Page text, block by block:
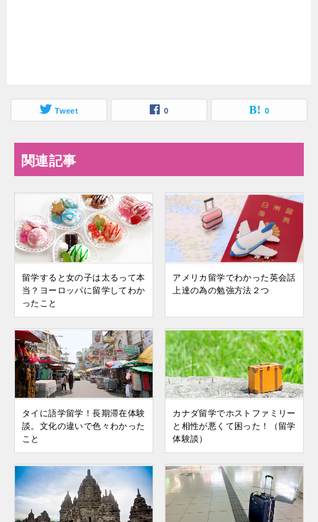
Tweet 0 0
関連記事
留学すると女の子は太るって本
当？ヨーロッパに留学してわか
ったこと
アメリカ留学でわかった英会話
上達の為の勉強方法２つ
タイに語学留学！長期滞在体験
談。文化の違いで色々わかった
こと
カナダ留学でホストファミリー
と相性が悪くて困った！（留学
体験談）